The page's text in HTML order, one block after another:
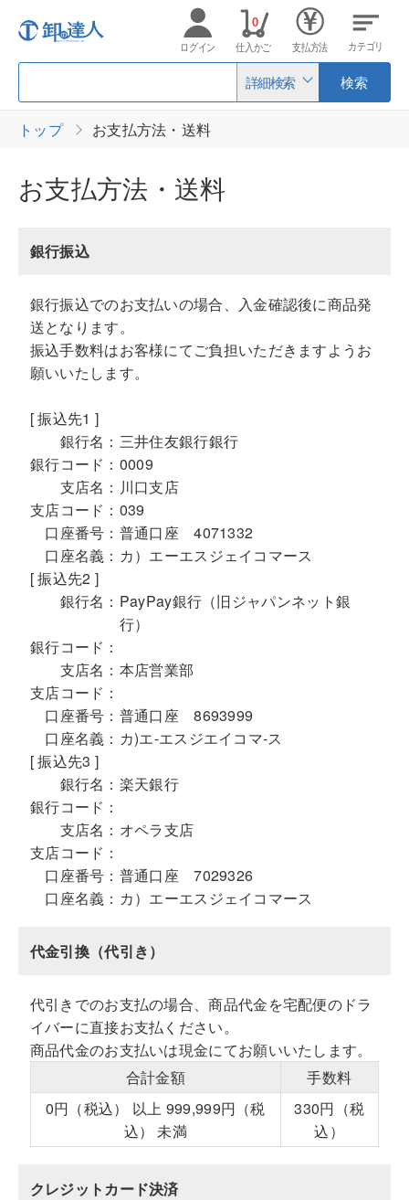
詳細検索 検索
ログイン 仕入かご
0
支払方法 カテゴリ
トップ お支払方法・送料
お支払方法・送料
銀行振込
銀行振込でのお支払いの場合、入金確認後に商品発
送となります。
振込手数料はお客様にてご負担いただきますようお
願いいたします。
[ 振込先1 ]
銀行名： 三井住友銀行銀行
銀行コード： 0009
支店名： 川口支店
支店コード： 039
口座番号： 普通口座 4071332
口座名義： カ）エーエスジェイコマース
[ 振込先2 ]
銀行名： PayPay銀行（旧ジャパンネット銀
行）
銀行コード：
支店名： 本店営業部
支店コード：
口座番号： 普通口座 8693999
口座名義： カ)エ-エスジエイコマ-ス
[ 振込先3 ]
銀行名： 楽天銀行
銀行コード：
支店名： オペラ支店
支店コード：
口座番号： 普通口座 7029326
口座名義： カ）エーエスジェイコマース
代金引換（代引き）
代引きでのお支払の場合、商品代金を宅配便のドラ
イバーに直接お支払ください。
商品代金のお支払いは現金にてお願いいたします。
合計金額
手数料
0円（税込） 以上 999,999円（税
込） 未満
330円（税
込）
クレジットカード決済